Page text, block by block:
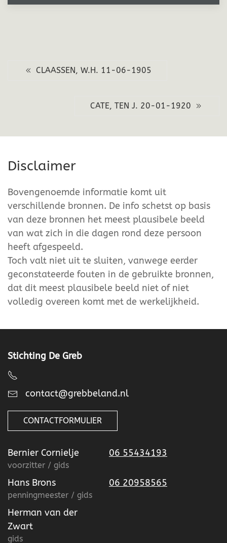
CLAASSEN, W.H. 11-06-1905
CATE, TEN J. 20-01-1920
Disclaimer
Bovengenoemde informatie komt uit
verschillende bronnen. De info schetst op basis
van deze bronnen het meest plausibele beeld
van wat zich in die dagen rond deze persoon
heeft afgespeeld.
Toch valt niet uit te sluiten, vanwege eerder
geconstateerde fouten in de gebruikte bronnen,
dat dit meest plausibele beeld niet of niet
volledig overeen komt met de werkelijkheid.
Stichting De Greb
contact@grebbeland.nl
CONTACTFORMULIER
Bernier Cornielje
voorzitter / gids
06 55434193
Hans Brons
penningmeester / gids
06 20958565
Herman van der
Zwart
gids